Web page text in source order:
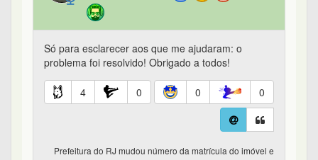
Só para esclarecer aos que me ajudaram: o
problema foi resolvido! Obrigado a todos!
4 0 0 0
Prefeitura do RJ mudou número da matrícula do imóvel e